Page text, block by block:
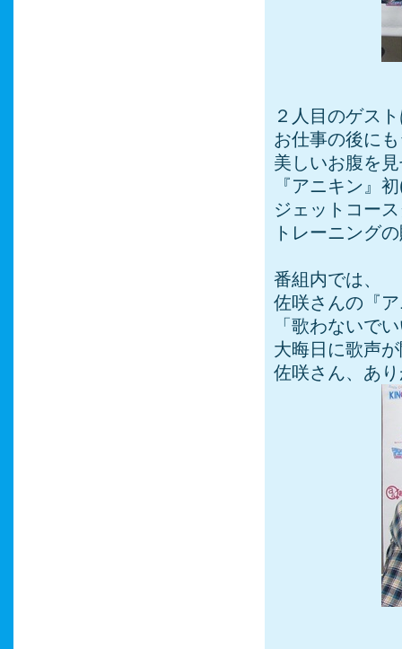
２人目のゲス
お仕事の後に
美しいお腹を
『アニキン』
ジェットコー
トレーニング
番組内では、
佐咲さんの『
「歌わないで
大晦日に歌声
佐咲さん、あ